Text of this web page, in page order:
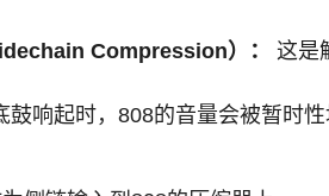
Compression）： 这是
鼓响起时，808的音量会被暂时